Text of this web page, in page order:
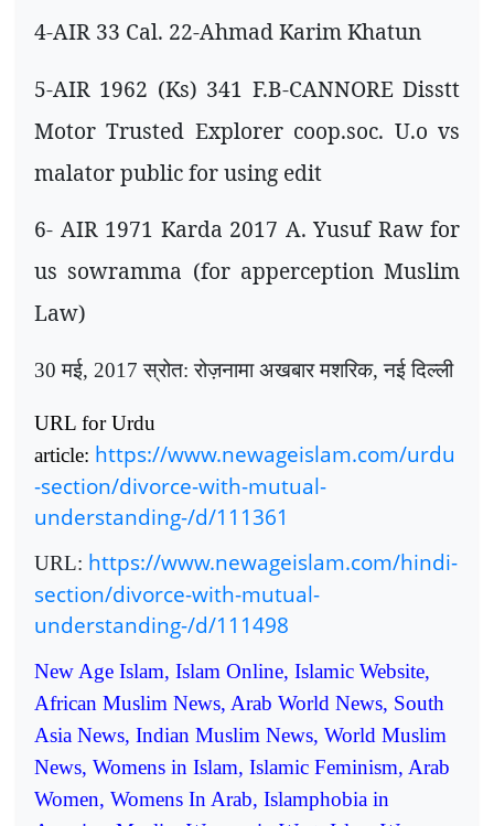
4-AIR 33 Cal. 22-Ahmad Karim Khatun
5-AIR 1962 (Ks) 341 F.B-CANNORE Disstt
Motor Trusted Explorer coop.soc. U.o vs
malator public for using edit
6- AIR 1971 Karda 2017 A. Yusuf Raw for
us sowramma (for apperception Muslim
Law)
30 मई, 2017 स्रोत: रोज़नामा अखबार मशरिक,नई दिल्ली
URL for Urdu
article: https://www.newageislam.com/urdu
-section/divorce-with-mutual-
understanding-/d/111361
URL: https://www.newageislam.com/hindi-
section/divorce-with-mutual-
understanding-/d/111498
New Age Islam, Islam Online, Islamic Website,
African Muslim News, Arab World News, South
Asia News, Indian Muslim News, World Muslim
News, Womens in Islam, Islamic Feminism, Arab
Women, Womens In Arab, Islamphobia in